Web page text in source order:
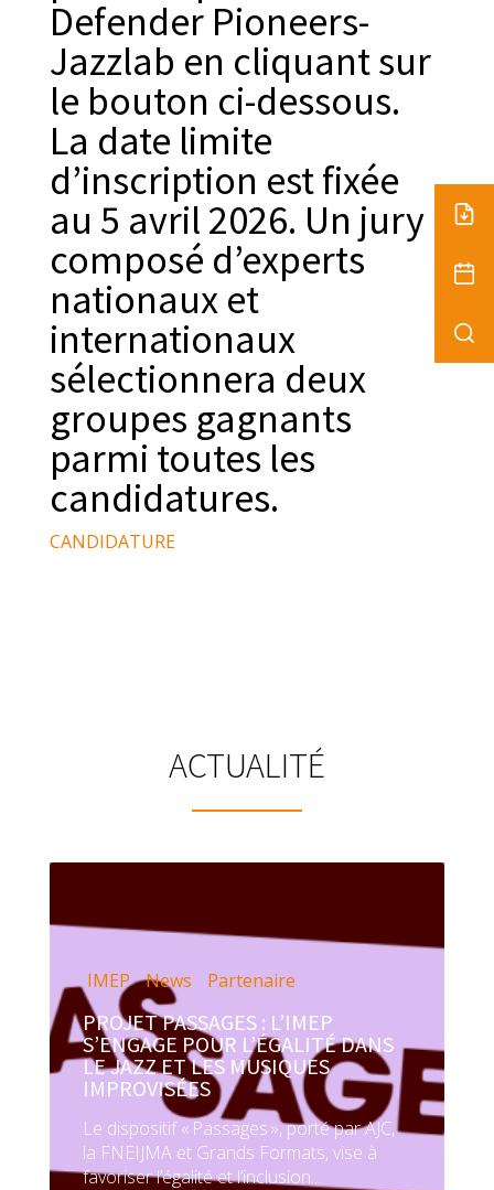
Defender Pioneers-
Jazzlab en cliquant sur
le bouton ci-dessous.
La date limite
d’inscription est fixée
au 5 avril 2026. Un jury
composé d’experts
nationaux et
internationaux
sélectionnera deux
groupes gagnants
parmi toutes les
candidatures.
CANDIDATURE
ACTUALITÉ
IMEP News Partenaire
PROJET PASSAGES : L’IMEP
S’ENGAGE POUR L’ÉGALITÉ DANS
LE JAZZ ET LES MUSIQUES
IMPROVISÉES
Le dispositif « Passages », porté par AJC,
la FNEIJMA et Grands Formats, vise à
favoriser l’égalité et l’inclusion...